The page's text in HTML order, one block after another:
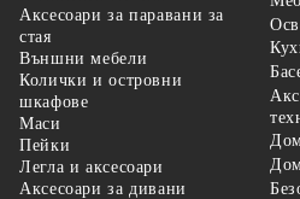
Аксесоари за паравани за
стая
Външни мебели
Колички и островни
шкафове
Маси
Пейки
Легла и аксесоари
Аксесоари за дивани